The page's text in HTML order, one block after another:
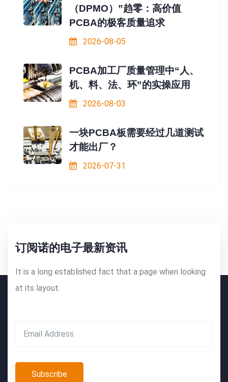
（DPMO）”趋零：高价值
PCBA的极客质量追求
2026-08-05
PCBA加工厂质量管理中“人、
机、料、法、环”的实操应用
2026-08-03
一块PCBA板需要经过几道测试
才能出厂？
2026-07-31
订阅诺的电子最新资讯
It is a long established fact that a page when looking
at its layout.